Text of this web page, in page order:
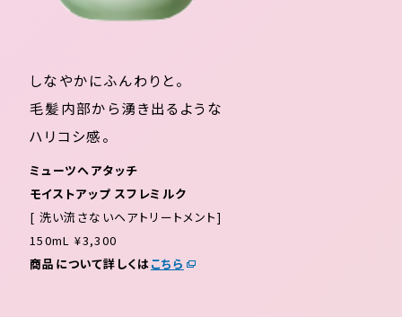
しなやかにふんわりと。
毛髪内部から湧き出るような
ハリコシ感。
ミューツヘアタッチ
モイストアップ スフレミルク
[ 洗い流さないヘアトリートメント]
150mL ¥3,300
商品について詳しくはこちら